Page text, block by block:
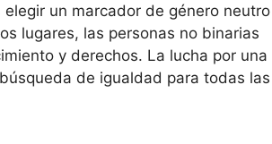
un marcador de género neutro
lugares, las personas no binarias
y derechos. La lucha por una
de igualdad para todas las